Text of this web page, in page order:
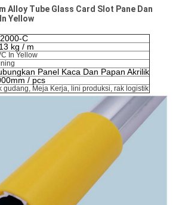
Alloy Tube Glass Card Slot Pane Dan
Yellow
C
kg / m
In Yellow
Panel Kaca Dan Papan Akrilik
/ pcs
gudang, Meja Kerja, lini produksi, rak logistik